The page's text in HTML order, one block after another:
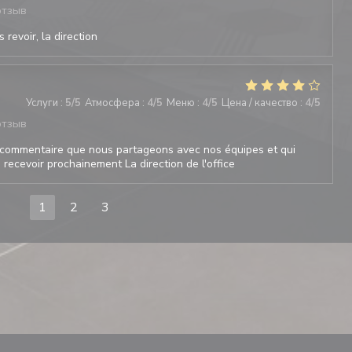
revoir, la direction
Услуги : 5/5 Атмосфера : 4/5 Меню : 4/5 Цена / качество : 4/5
que nous partageons avec nos équipes et qui
prochainement La direction de l'office
1 2 3